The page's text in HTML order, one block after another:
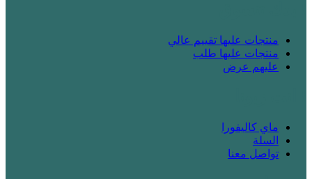
منتجات عليها تقييم عالي
منتجات عليها طلب
عليهم عرض
ماي كاليفورا
السلة
تواصل معنا